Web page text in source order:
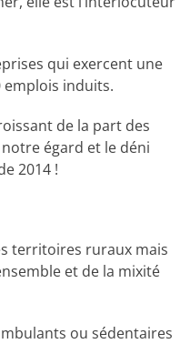
qui exercent une
emplois induits.
de la part des
égard et le déni
2014 !
territoires ruraux mais
et de la mixité
ou sédentaires